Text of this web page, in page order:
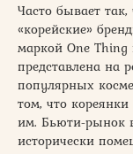
Часто бывает
«корейские»
маркой One Thing
представлена на
популярных
том, что
им. Бьюти-рынок
исторически